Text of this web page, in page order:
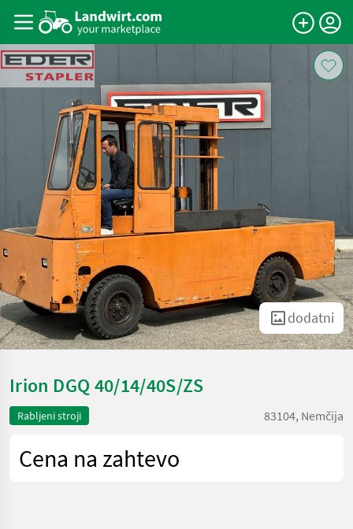
dodatni
Irion DGQ 40/14/40S/ZS
Rabljeni stroji 83104, Nemčija
Cena na zahtevo